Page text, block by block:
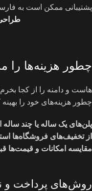
پشتیبانی ممکن است به
چطور هزینه‌ها را
هاست و دامنه را از کجا
چطور هزینه‌های خود را بهینه
پلن‌های یک ساله یا چند ساله
از تخفیف‌های فروشگاه‌ها
مقایسه امکانات و قیمت‌ها
روش‌های پرداخت و